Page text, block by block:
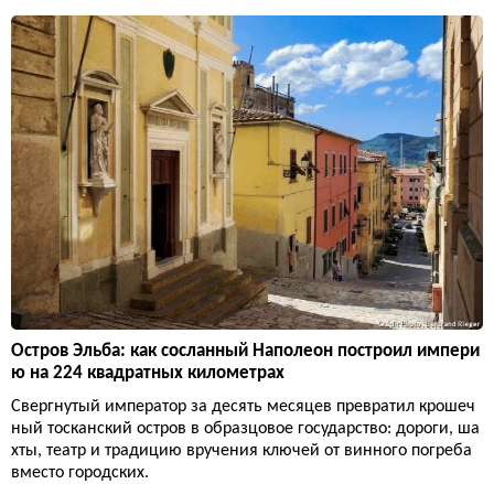
Остров Эльба: как сосланный Наполеон построил импери
ю на 224 квадратных километрах
Свергнутый император за десять месяцев превратил крошеч
ный тосканский остров в образцовое государство: дороги, ша
хты, театр и традицию вручения ключей от винного погреба
вместо городских.